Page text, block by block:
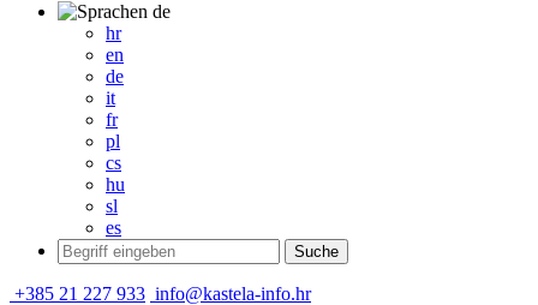
de
hr
en
de
it
fr
pl
cs
hu
sl
es
+385 21 227 933 info@kastela-info.hr